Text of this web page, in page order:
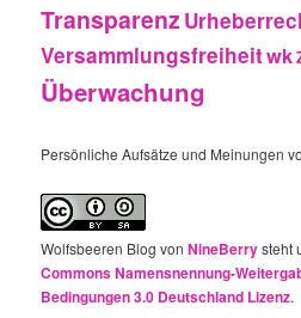
Transparenz
Versammlungsfreiheitwk
Überwachung
Persönliche Aufsätze und Meinungen
Wolfsbeeren Blog vonNineBerrysteht
Commons Namensnennung-
Bedingungen 3.0 Deutschland Lizenz.